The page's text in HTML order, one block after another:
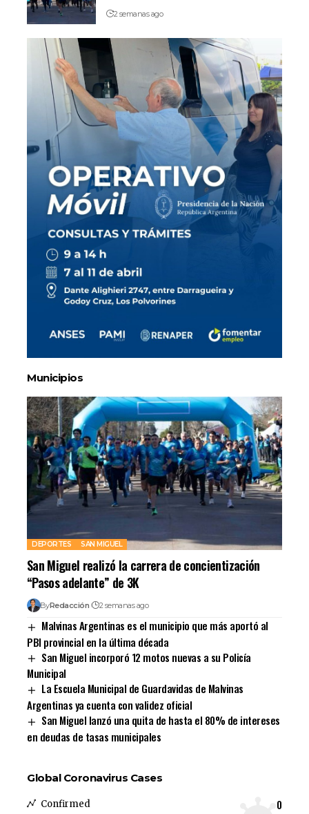
2 semanas ago
Municipios
DEPORTES SAN MIGUEL
San Miguel realizó la carrera de concientización
“Pasos adelante” de 3K
ByRedacción 2 semanas ago
Malvinas Argentinas es el municipio que más aportó al
PBI provincial en la última década
San Miguel incorporó 12 motos nuevas a su Policía
Municipal
La Escuela Municipal de Guardavidas de Malvinas
Argentinas ya cuenta con validez oficial
San Miguel lanzó una quita de hasta el 80% de intereses
en deudas de tasas municipales
Global Coronavirus Cases
Confirmed 0